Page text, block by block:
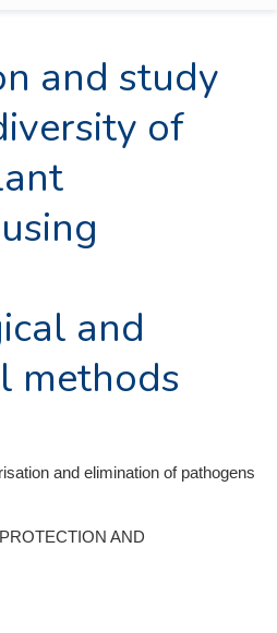
and study
of
and
methods
and elimination of pathogens
AND